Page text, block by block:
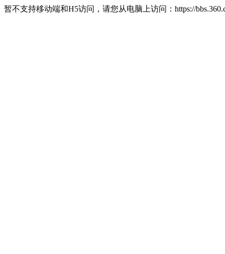
暂不支持移动端和H5访问，请您从电脑上访问：https://